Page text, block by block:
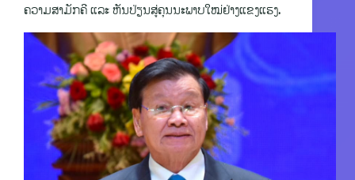
ຄວາມສາມັກຄີ ແລະ ຫັນປ່ຽນສູ່ຄຸນນະພາບໃໝ່ຢ່າງແຂງແຮງ.